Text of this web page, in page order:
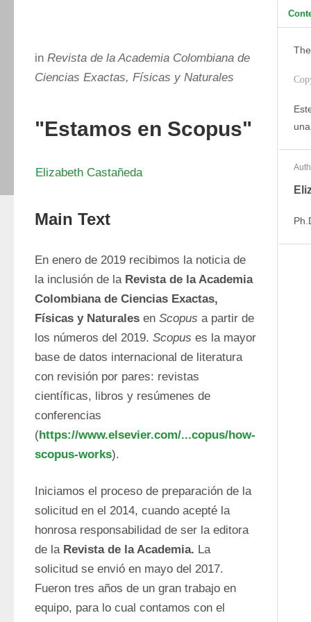
in Revista de la Academia Colombiana de
Ciencias Exactas, Físicas y Naturales
"Estamos en Scopus"
Elizabeth Castañeda
Main Text
En enero de 2019 recibimos la noticia de
la inclusión de la Revista de la Academia
Colombiana de Ciencias Exactas,
Físicas y Naturales en Scopus a partir de
los números del 2019. Scopus es la mayor
base de datos internacional de literatura
con revisión por pares: revistas
científicas, libros y resúmenes de
conferencias
(https://www.elsevier.com/...copus/how-
scopus-works).
Iniciamos el proceso de preparación de la
solicitud en el 2014, cuando acepté la
honrosa responsabilidad de ser la editora
de la Revista de la Academia. La
solicitud se envió en mayo del 2017.
Fueron tres años de un gran trabajo en
equipo, para lo cual contamos con el